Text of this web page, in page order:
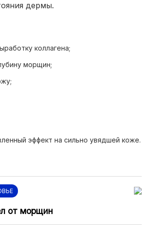
дермы.
коллагена;
морщин;
эффект на сильно увядшей коже.
от морщин